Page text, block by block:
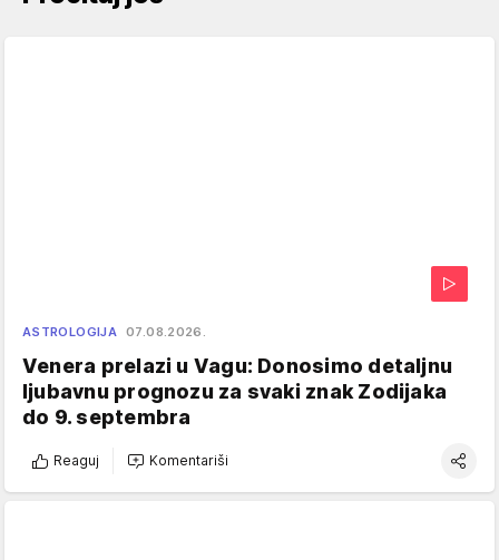
ASTROLOGIJA 07.08.2026.
Venera prelazi u Vagu: Donosimo detaljnu
ljubavnu prognozu za svaki znak Zodijaka
do 9. septembra
Reaguj Komentariši